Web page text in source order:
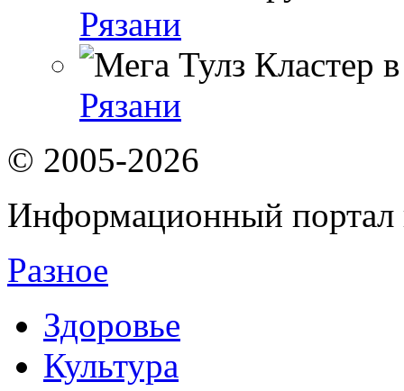
Рязани
Рязани
© 2005-2026
Информационный портал
Разное
Здоровье
Культура